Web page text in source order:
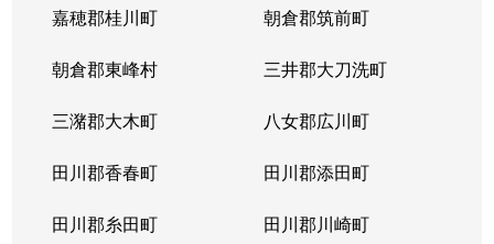
嘉穂郡桂川町 朝倉郡筑前町
朝倉郡東峰村 三井郡大刀洗町
三潴郡大木町 八女郡広川町
田川郡香春町 田川郡添田町
田川郡糸田町 田川郡川崎町